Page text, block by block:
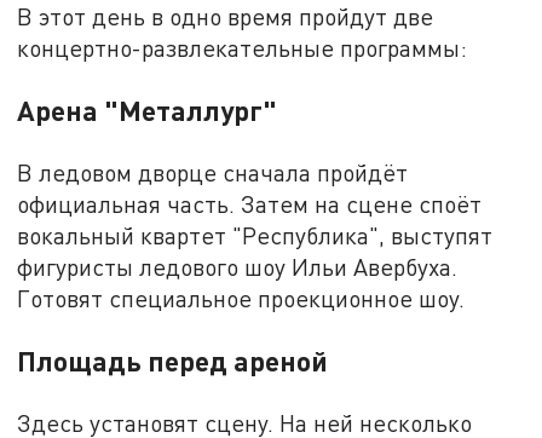
В этот день в одно время пройдут две
концертно-развлекательные программы:
Арена "Металлург"
В ледовом дворце сначала пройдёт
официальная часть. Затем на сцене споёт
вокальный квартет "Республика", выступят
фигуристы ледового шоу Ильи Авербуха.
Готовят специальное проекционное шоу.
Площадь перед ареной
Здесь установят сцену. На ней несколько